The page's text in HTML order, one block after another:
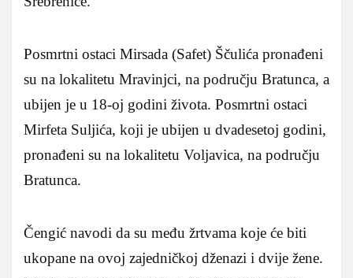
Posmrtni ostaci Mirsada (Safet) Ščulića pronađeni
su na lokalitetu Mravinjci, na području Bratunca, a
ubijen je u 18-oj godini života. Posmrtni ostaci
Mirfeta Suljića, koji je ubijen u dvadesetoj godini,
pronađeni su na lokalitetu Voljavica, na području
Bratunca.
Čengić navodi da su među žrtvama koje će biti
ukopane na ovoj zajedničkoj dženazi i dvije žene.